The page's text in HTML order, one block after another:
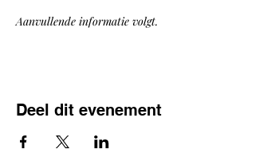
Aanvullende informatie volgt.
Deel dit evenement